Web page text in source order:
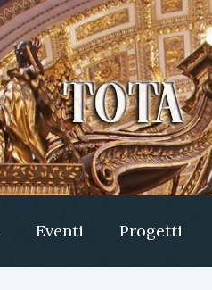
Eventi Progetti